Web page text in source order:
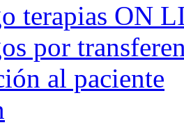
terapias ON
por
al paciente